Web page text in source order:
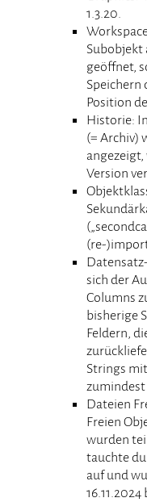
1.3.20.
Subobjekt
geöffnet,
Speichern
Position
Historie:
(= Archiv)
Version
(re-
sich der
Columns
bisherige
Feldern,
Strings
Dateien
Freien
wurden
tauchte
auf und